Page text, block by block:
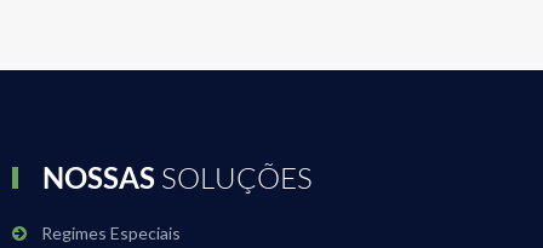
NOSSAS SOLUÇÕES
Regimes Especiais